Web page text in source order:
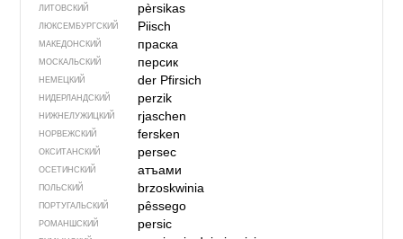
ЛИТОВСКИЙ pèrsikas
ЛЮКСЕМБУРГСКИЙ Piisch
МАКЕДОНСКИЙ праска
МОСКАЛЬСКИЙ персик
НЕМЕЦКИЙ der Pfirsich
НИДЕРЛАНДСКИЙ perzik
НИЖНЕЛУЖИЦКИЙ rjaschen
НОРВЕЖСКИЙ fersken
ОКСИТАНСКИЙ persec
ОСЕТИНСКИЙ атъами
ПОЛЬСКИЙ brzoskwinia
ПОРТУГАЛЬСКИЙ pêssego
РОМАНШСКИЙ persic